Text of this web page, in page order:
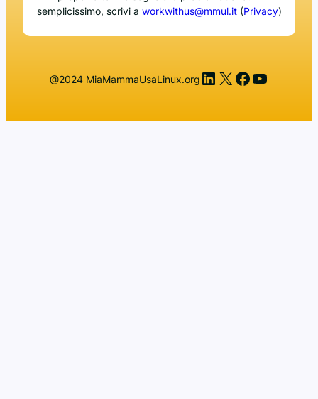
semplicissimo, scrivi a workwithus@mmul.it(Privacy)
@2024 MiaMammaUsaLinux.org LinkedIn
X Facebook